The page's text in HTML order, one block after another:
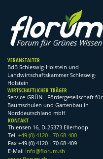
VERANSTALTER
BdB Schleswig-Holstein und
Landwirtschaftskammer Schleswig-
Holstein
WIRTSCHAFTLICHER TRÄGER
Service-GRÜN - Fördergesellschaft für
Baumschulen und Gartenbau in
Norddeutschland mbH
KONTAKT
Thiensen 16, D-25373 Ellerhoop
Tel. +49 (0) 4120 - 70 68-400
Fax +49 (0) 4120 - 70 68-409
E-Mail info@florum.sh